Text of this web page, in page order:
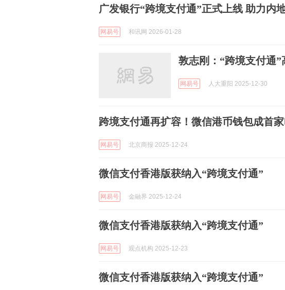
广发银行“跨境支付通”正式上线 助力内
网易号 和讯网 2026-01-28
敦志刚：“跨境支付通
网易号 人大重阳 2025-12-30
跨境支付通再扩容！微信港币钱包成首
网易号 北京商报 2025-12-24
微信支付香港版获纳入“跨境支付通”
网易号 金融界 2025-12-24
微信支付香港版获纳入“跨境支付通”
网易号 观点机构 2025-12-23
微信支付香港版获纳入“跨境支付通”